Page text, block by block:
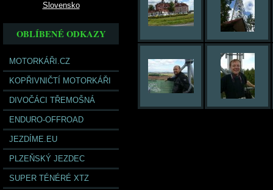
Slovensko
OBLÍBENÉ ODKAZY
MOTORKÁŘI.CZ
KOPŘIVNIČTÍ MOTORKÁŘI
DIVOČÁCI TŘEMOŠNÁ
ENDURO-OFFROAD
JEZDÍME.EU
PLZEŇSKÝ JEZDEC
SUPER TÉNÉRÉ XTZ